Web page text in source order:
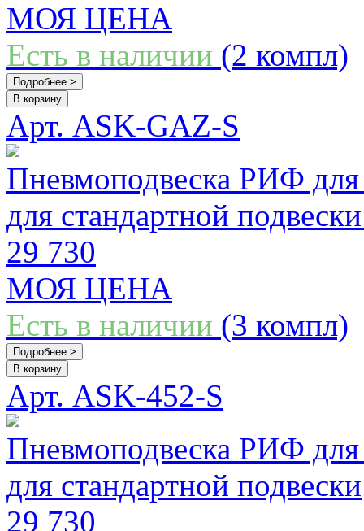
МОЯ ЦЕНА
Есть в наличии (2 компл)
Подробнее >
В корзину
Арт. ASK-GAZ-S
Пневмоподвеска РИФ
для стандартной
29 730
МОЯ ЦЕНА
Есть в наличии (3 компл)
Подробнее >
В корзину
Арт. ASK-452-S
Пневмоподвеска РИФ
для стандартной подвески
29 730